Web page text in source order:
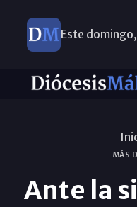
Este
MÁS
Ante la